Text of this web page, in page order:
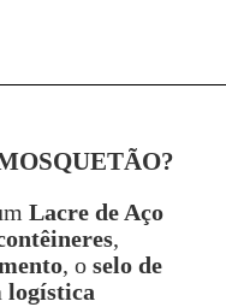
Lacre de Aço
,
, o selo de
logística